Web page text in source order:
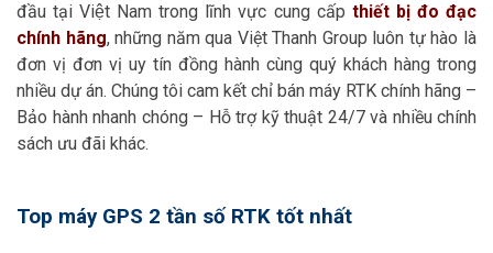
đầu tại Việt Nam trong lĩnh vực cung cấp thiết bị đo đạc
chính hãng, những năm qua Việt Thanh Group luôn tự hào là
đơn vị đơn vị uy tín đồng hành cùng quý khách hàng trong
nhiều dự án. Chúng tôi cam kết chỉ bán máy RTK chính hãng –
Bảo hành nhanh chóng – Hỗ trợ kỹ thuật 24/7 và nhiều chính
sách ưu đãi khác.
Top máy GPS 2 tần số RTK tốt nhất